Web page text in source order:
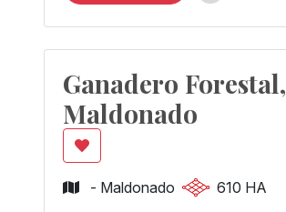
Ganadero Forestal,
Maldonado
- Maldonado
610 HA